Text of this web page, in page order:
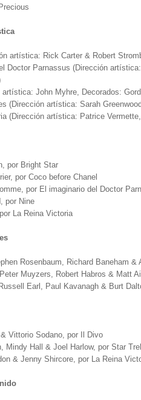
artística: Rick Carter & Robert
Doctor Parnassus (Dirección
artística: John Myhre, Decorados:
(Dirección artística: Sarah
(Dirección artística: Patrice
por Bright Star
por Coco before Chanel
por El imaginario del Doctor
por Nine
La Reina Victoria
Rosenbaum, Richard Baneham &
Muyzers, Robert Habros & Matt
Earl, Paul Kavanagh & Burt
Vittorio Sodano, por Il Divo
Mindy Hall & Joel Harlow, por Star
& Jenny Shircore, por La Reina